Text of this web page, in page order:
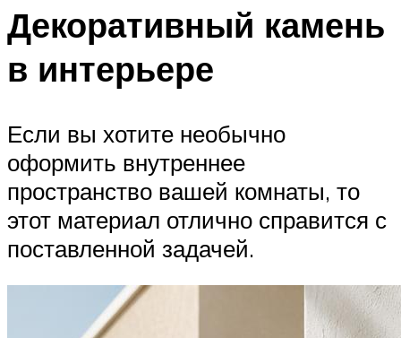
Декоративный камень
в интерьере
Если вы хотите необычно
оформить внутреннее
пространство вашей комнаты, то
этот материал отлично справится с
поставленной задачей.